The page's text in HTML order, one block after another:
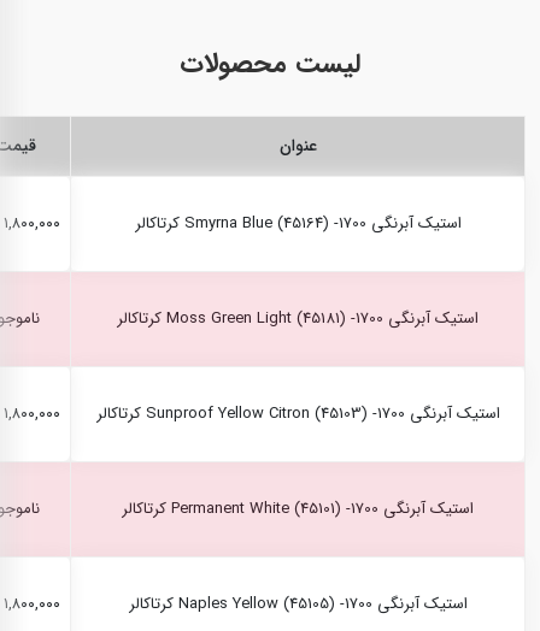
لیست محصولات
عنوان
استیک آبرنگی Smyrna Blue (45164) -1700 کرتاکالر ۱,۸۰۰,۰۰۰ ریال
استیک آبرنگی Moss Green Light (45181) -1700 کرتاکالر
استیک آبرنگی Sunproof Yellow Citron (45103) -1700 کرتاکالر ۱,۸۰۰,۰۰۰ ریال
استیک آبرنگی Permanent White (45101) -1700 کرتاکالر
استیک آبرنگی Naples Yellow (45105) -1700 کرتاکالر ۱,۸۰۰,۰۰۰ ریال